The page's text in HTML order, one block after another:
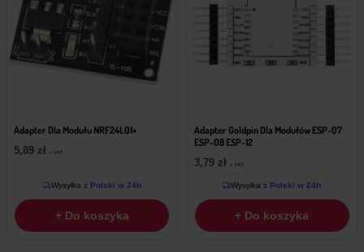
Adapter Dla Modułu NRF24L01+
5,89 zł z VAT
Wysyłka z Polski w 24h
+ Do koszyka
Adapter Goldpin Dla Modułów ESP-07
ESP-08 ESP-12
3,79 zł z VAT
Wysyłka z Polski w 24h
+ Do koszyka